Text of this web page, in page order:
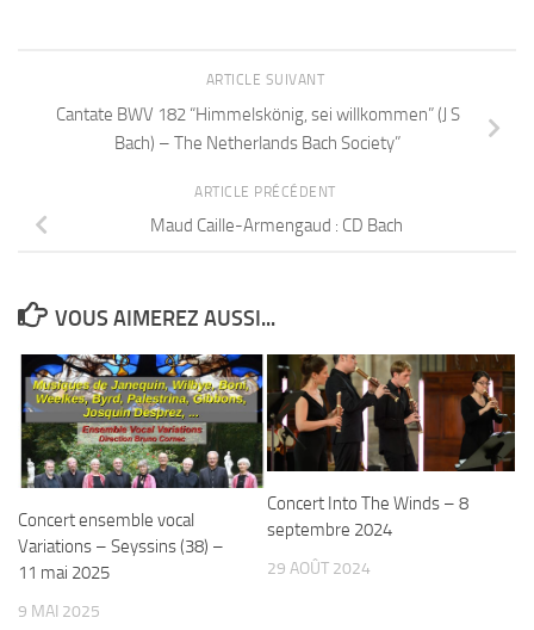
ARTICLE SUIVANT
Cantate BWV 182 “Himmelskönig, sei willkommen” (J S
Bach) – The Netherlands Bach Society”
ARTICLE PRÉCÉDENT
Maud Caille-Armengaud : CD Bach
VOUS AIMEREZ AUSSI...
Concert ensemble vocal
Variations – Seyssins (38) –
11 mai 2025
9 MAI 2025
Concert Into The Winds – 8
septembre 2024
29 AOÛT 2024